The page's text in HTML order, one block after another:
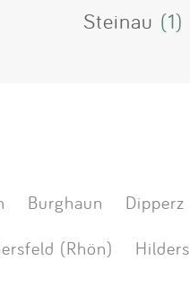
Steinau (1)
Burghaun Dipperz
(Rhön) Hilders